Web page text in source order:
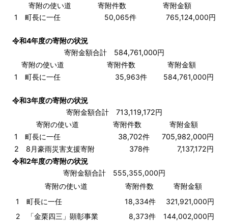
寄附の使い道
寄附件数
寄附金額
1 町長に一任
50,065件 765,124,000円
令和4年度の寄附の状況
寄附金額合計 584,761,000円
寄附の使い道
寄附件数
寄附金額
1 町長に一任
35,963件 584,761,000円
令和3年度の寄附の状況
寄附金額合計 713,119,172円
寄附の使い道
寄附件数
寄附金額
1 町長に一任
38,702件
705,982,000円
2 8月豪雨災害支援寄附
378件
7,137,172円
令和2年度の寄附の状況
寄附金額合計 555,355,000円
寄附の使い道 寄附件数
寄附金額
1 町長に一任
18,334件
321,921,000円
2 「金栗四三」顕彰事業
8,373件
144,002,000円